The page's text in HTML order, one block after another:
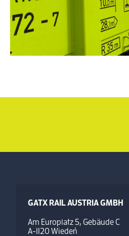
GATX RAIL AUSTRIA GMBH
Am Europlatz 5, Gebäude C
A-1120 Wiedeń